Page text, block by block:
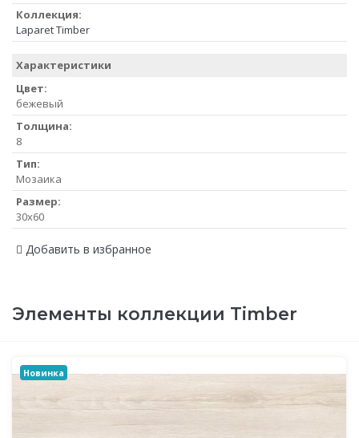
Коллекция:
Laparet Timber
Характеристики
Цвет:
бежевый
Толщина:
8
Тип:
Мозаика
Размер:
30x60
Добавить в избранное
Элементы коллекции Timber
Новинка